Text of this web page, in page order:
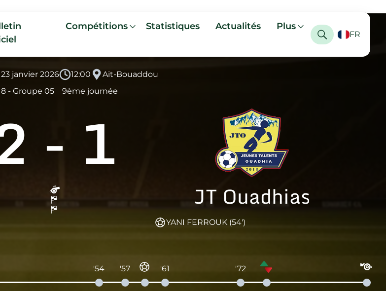
Compétitions Statistiques Actualités Plus
FR
janvier 2026 12:00
Ait-Bouaddou
- Groupe 05
9ème journée
- 1
JT Ouadhias
YANI FERROUK (54')
'54 '57 '61 '72